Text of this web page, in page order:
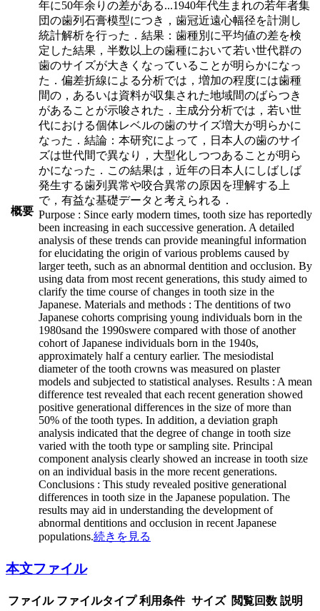
概要
年に50年余りの差がある...1940年代生まれの若年者集
団の歯列石膏模型につき，歯冠近遠心幅径を計測し
統計解析を行った．結果：歯種別に平均値の差を検
定した結果，半数以上の歯種において若い世代群の
歯のサイズが大きくなっていることが明らかになっ
た．偏差折線による分析では，増加の程度には歯種
間の，あるいは資料が収集された地域間のばらつき
があることが示唆された．主成分分析では，若い世
代における個体レベルの歯のサイズ増大が明らかに
なった．結論：本研究によって，日本人の歯のサイ
ズは世代間で異なり，大型化しつつあることが明ら
かになった．この結果は，近年の日本人にしばしば
発生する歯列異常や咬合異常の原因を理解する上
で，有益な基礎データと考えられる．
Purpose : Since early modern times, tooth size has reportedly
been increasing in each successive generation. A detailed
analysis of these trends can provide meaningful information
for elucidating the origin of various problems caused by
larger teeth, such as an abnormal dentition and occlusion. By
using data from most recent generations, this study aimed to
clarify the time course of changes in tooth size in the
Japanese. Materials and methods : The dentitions of two
Japanese cohorts comprising young individuals born in the
1980sand the 1990swere compared with those of another
cohort of Japanese individuals born in the 1940s,
approximately half a century earlier. The mesiodistal
diameter of the tooth crowns was measured on plaster
models and subjected to statistical analyses. Results : A mean
difference test revealed that each recent generation showed
positive generational differences in the size of more than
50% of the tooth types. In addition, a deviation graph
analysis indicated that the degree of change in tooth size
varied with the tooth type or sampling site. Principal
component analysis clearly showed an increase in tooth size
on an individual basis in the more recent generations.
Conclusions : This study revealed positive generational
differences in tooth size in the Japanese population. The
results may aid in understanding the development of
abnormal dentitions and occlusion in recent Japanese
populations.続きを見る
本文ファイル
ファイル ファイルタイプ 利用条件 サイズ 閲覧回数 説明